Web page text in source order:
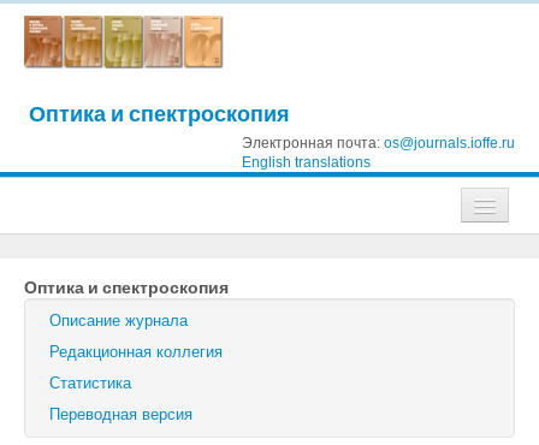
Оптика и спектроскопия
Электронная почта: os@journals.ioffe.ru
English translations
Журнал технической физики
Письма в Журнал технической физики
Физика твердого тела
Физика и техника полупроводников
Оптика и спектроскопия
Описание журнала
Редакционная коллегия
Статистика
Переводная версия